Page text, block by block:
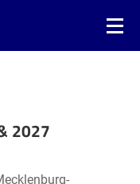
2027
©OpenStreetMap2